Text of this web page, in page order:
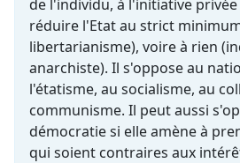
de l'individu, à l'initiative
réduire l'Etat au strict
libertarianisme), voire à rien
anarchiste). Il s'oppose au
l'étatisme, au socialisme, au
communisme. Il peut aussi
démocratie si elle amène à
qui soient contraires aux